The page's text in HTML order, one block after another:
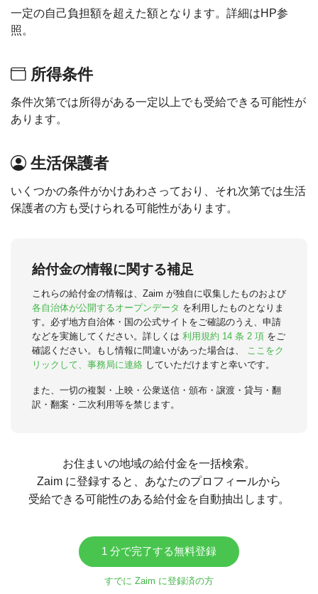
一定の自己負担額を超えた額となります。詳細はHP参
照。
所得条件
条件次第では所得がある一定以上でも受給できる可能性が
あります。
生活保護者
いくつかの条件がかけあわさっており、それ次第では生活
保護者の方も受けられる可能性があります。
給付金の情報に関する補足
これらの給付金の情報は、Zaim が独自に収集したものおよび
各自治体が公開するオープンデータ を利用したものとなりま
す。必ず地方自治体・国の公式サイトをご確認のうえ、申請
などを実施してください。詳しくは 利用規約 14 条 2 項 をご
確認ください。もし情報に間違いがあった場合は、
ここをク
リックして、事務局に連絡 していただけますと幸いです。
また、一切の複製・上映・公衆送信・頒布・譲渡・貸与・翻
訳・翻案・二次利用等を禁じます。
お住まいの地域の給付金を一括検索。
Zaim に登録すると、あなたのプロフィールから
受給できる可能性のある給付金を自動抽出します。
1 分で完了する無料登録
すでに Zaim に登録済の方